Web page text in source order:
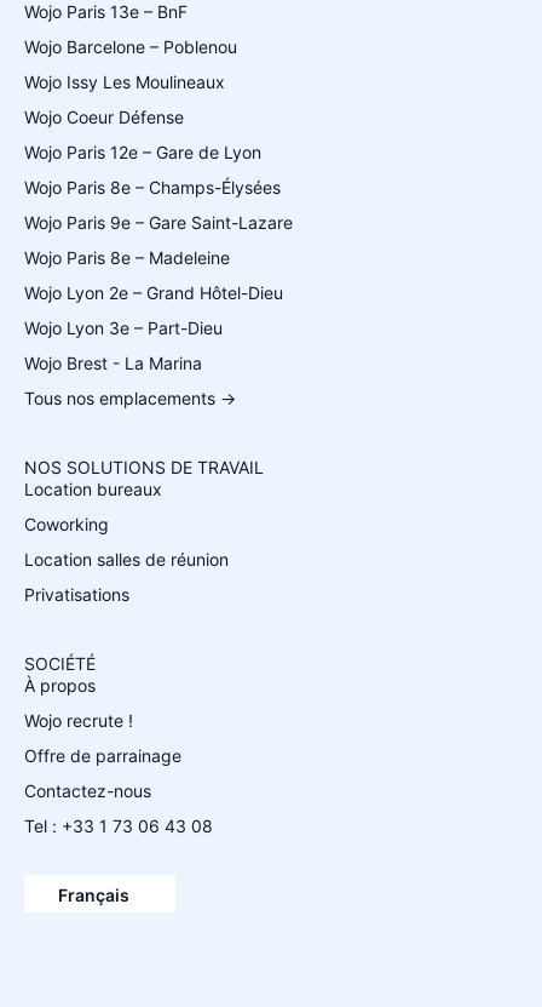
Wojo Paris 13e – BnF
Wojo Barcelone – Poblenou
Wojo Issy Les Moulineaux
Wojo Coeur Défense
Wojo Paris 12e – Gare de Lyon
Wojo Paris 8e – Champs-Élysées
Wojo Paris 9e – Gare Saint-Lazare
Wojo Paris 8e – Madeleine
Wojo Lyon 2e – Grand Hôtel-Dieu
Wojo Lyon 3e – Part-Dieu
Wojo Brest - La Marina
Tous nos emplacements →
NOS SOLUTIONS DE TRAVAIL
Location bureaux
Coworking
Location salles de réunion
Privatisations
SOCIÉTÉ
À propos
Wojo recrute !
Offre de parrainage
Contactez-nous
Tel : +33 1 73 06 43 08
Français
Español
Deutsch